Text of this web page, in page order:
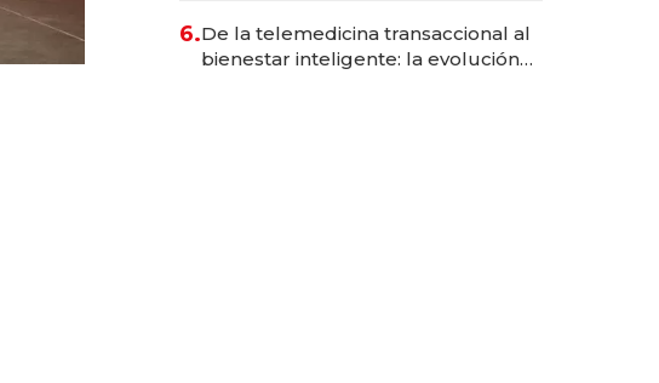
6.De la telemedicina transaccional al
bienestar inteligente: la evolución